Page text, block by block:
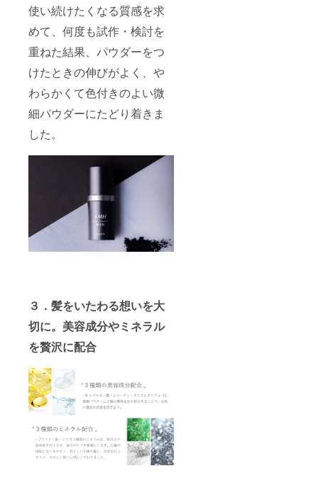
使い続けたくなる質感を求
めて、何度も試作・検討を
重ねた結果、パウダーをつ
けたときの伸びがよく、や
わらかくて色付きのよい微
細パウダーにたどり着きま
した。
３．髪をいたわる想いを大
切に。美容成分やミネラル
を贅沢に配合